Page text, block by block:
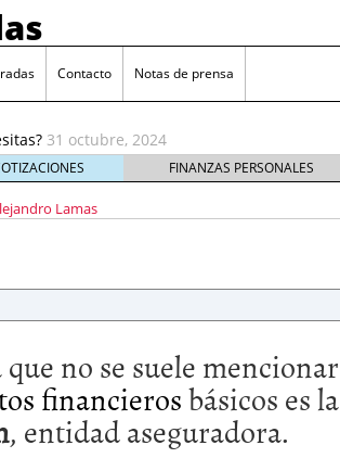
Contacto Notas de prensa
31 octubre, 2024
para crear tu fondo de emergencia 25
remunerada?
Privado con grandes ventajas
FINANZAS PERSONALES
Lamas
no se suele mencionar
financierosbásicos es la
, entidad aseguradora.